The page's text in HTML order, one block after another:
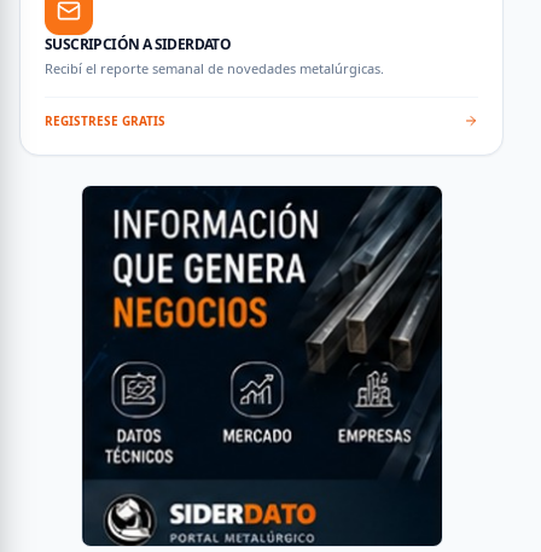
SUSCRIPCIÓN A SIDERDATO
Recibí el reporte semanal de novedades metalúrgicas.
REGISTRESE GRATIS